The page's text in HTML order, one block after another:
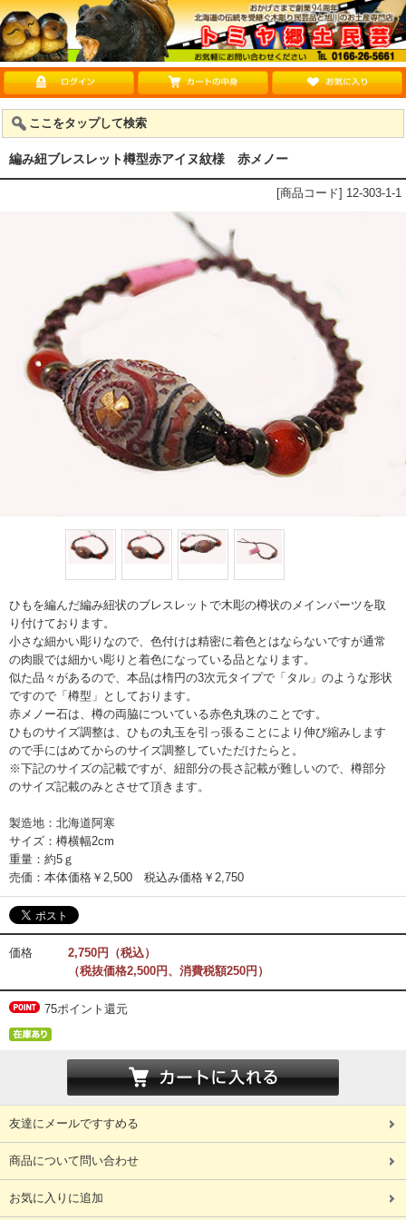
ここをタップして検索
編み紐ブレスレット樽型赤アイヌ紋様 赤メノー
[商品コード] 12-303-1-1
ひもを編んだ編み紐状のブレスレットで木彫の樽状のメインパーツを取
り付けております。
小さな細かい彫りなので、色付けは精密に着色とはならないですが通常
の肉眼では細かい彫りと着色になっている品となります。
似た品々があるので、本品は楕円の3次元タイプで「タル」のような形状
ですので「樽型」としております。
赤メノー石は、樽の両脇についている赤色丸珠のことです。
ひものサイズ調整は、ひもの丸玉を引っ張ることにより伸び縮みします
ので手にはめてからのサイズ調整していただけたらと。
※下記のサイズの記載ですが、紐部分の長さ記載が難しいので、樽部分
のサイズ記載のみとさせて頂きます。
製造地：北海道阿寒
サイズ：樽横幅2cm
重量：約5ｇ
売価：本体価格￥2,500 税込み価格￥2,750
価格
2,750円（税込）
（税抜価格2,500円、消費税額250円）
75ポイント還元
友達にメールですすめる
商品について問い合わせ
お気に入りに追加